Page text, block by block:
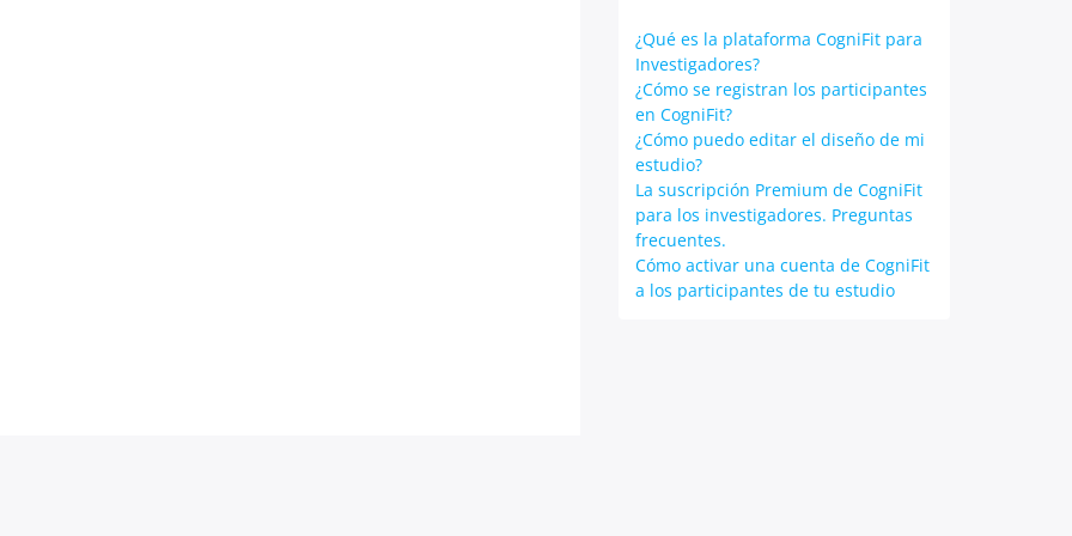
¿Qué es la plataforma CogniFit para
Investigadores?
¿Cómo se registran los participantes
en CogniFit?
¿Cómo puedo editar el diseño de mi
estudio?
La suscripción Premium de CogniFit
para los investigadores. Preguntas
frecuentes.
Cómo activar una cuenta de CogniFit
a los participantes de tu estudio